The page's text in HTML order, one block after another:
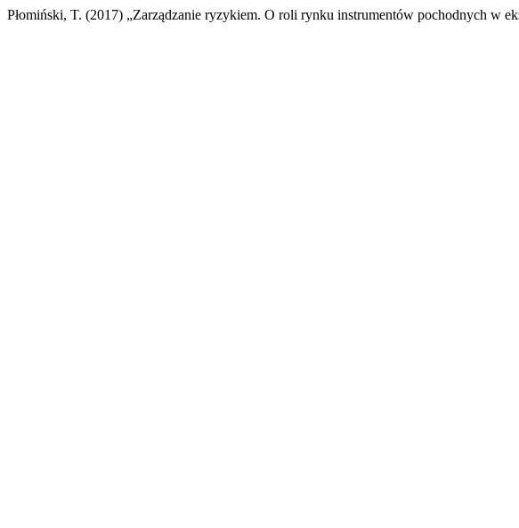
Płomiński, T. (2017) „Zarządzanie ryzykiem. O roli rynku instrumentów pochodnych w